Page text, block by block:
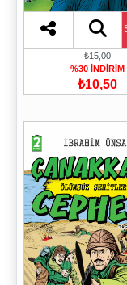
₺15,00
%30 İNDİRİM
₺10,50